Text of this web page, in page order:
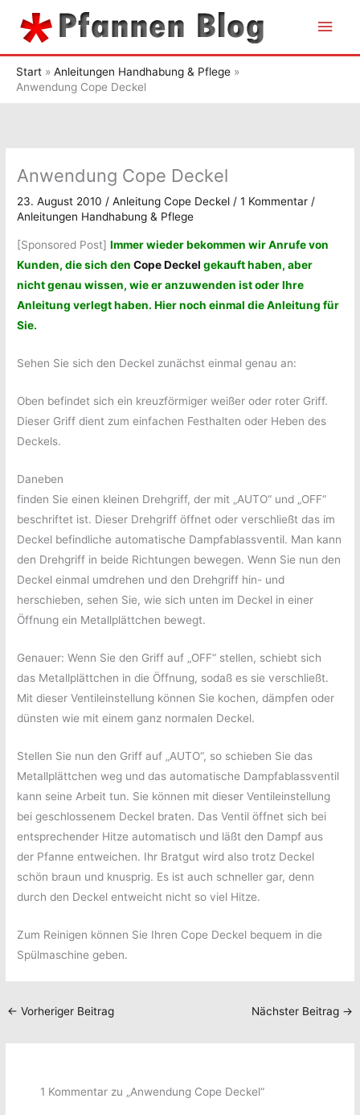
Inhalt
Start
Anleitungen Handhabung & Pflege
Anwendung Cope Deckel
Anwendung Cope Deckel
23. August 2010 /Anleitung Cope Deckel /1 Kommentar /
Anleitungen Handhabung & Pflege
[Sponsored Post]Immer wieder bekommen wir Anrufe von
Kunden, die sich denCope Deckel gekauft haben, aber
nicht genau wissen, wie er anzuwenden ist oder Ihre
Anleitung verlegt haben. Hier noch einmal die Anleitung für
Sie.
Sehen Sie sich den Deckel zunächst einmal genau an:
Oben befindet sich ein kreuzförmiger weißer oder roter Griff.
Dieser Griff dient zum einfachen Festhalten oder Heben des
Deckels.
Daneben
finden Sie einen kleinen Drehgriff, der mit „AUTO“ und „OFF“
beschriftet ist. Dieser Drehgriff öffnet oder verschließt das im
Deckel befindliche automatische Dampfablassventil. Man kann
den Drehgriff in beide Richtungen bewegen. Wenn Sie nun den
Deckel einmal umdrehen und den Drehgriff hin- und
herschieben, sehen Sie, wie sich unten im Deckel in einer
Öffnung ein Metallplättchen bewegt.
Genauer: Wenn Sie den Griff auf „OFF“ stellen, schiebt sich
das Metallplättchen in die Öffnung, sodaß es sie verschließt.
Mit dieser Ventileinstellung können Sie kochen, dämpfen oder
dünsten wie mit einem ganz normalen Deckel.
Stellen Sie nun den Griff auf „AUTO“, so schieben Sie das
Metallplättchen weg und das automatische Dampfablassventil
kann seine Arbeit tun. Sie können mit dieser Ventileinstellung
bei geschlossenem Deckel braten. Das Ventil öffnet sich bei
entsprechender Hitze automatisch und läßt den Dampf aus
der Pfanne entweichen. Ihr Bratgut wird also trotz Deckel
schön braun und knusprig. Es ist auch schneller gar, denn
durch den Deckel entweicht nicht so viel Hitze.
Zum Reinigen können Sie Ihren Cope Deckel bequem in die
Spülmaschine geben.
← Vorheriger Beitrag Nächster Beitrag →
1 Kommentar zu „Anwendung Cope Deckel“